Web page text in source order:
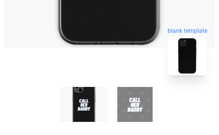
blank template